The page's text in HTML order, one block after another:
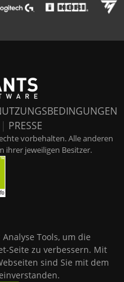
| PRESSE
vorbehalten. Alle anderen
ihrer jeweiligen Besitzer.
Tools, um die
Seite zu verbessern. Mit
sind Sie mit dem